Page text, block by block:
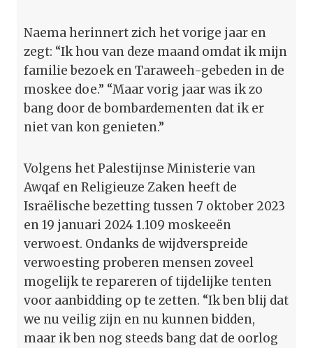
Naema herinnert zich het vorige jaar en
zegt: “Ik hou van deze maand omdat ik mijn
familie bezoek en Taraweeh-gebeden in de
moskee doe.” “Maar vorig jaar was ik zo
bang door de bombardementen dat ik er
niet van kon genieten.”
Volgens het Palestijnse Ministerie van
Awqaf en Religieuze Zaken heeft de
Israëlische bezetting tussen 7 oktober 2023
en 19 januari 2024 1.109 moskeeën
verwoest. Ondanks de wijdverspreide
verwoesting proberen mensen zoveel
mogelijk te repareren of tijdelijke tenten
voor aanbidding op te zetten. “Ik ben blij dat
we nu veilig zijn en nu kunnen bidden,
maar ik ben nog steeds bang dat de oorlog